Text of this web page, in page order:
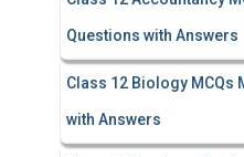
Questions with Answers
Class 12 Biology MCQs
with Answers